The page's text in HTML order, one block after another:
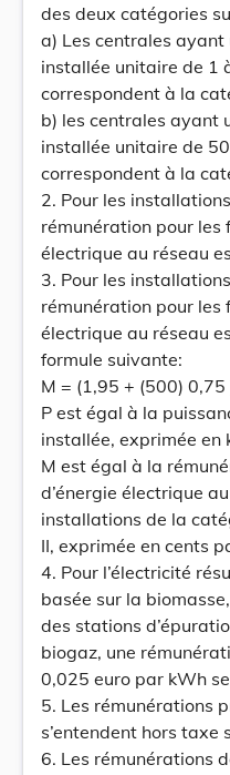
des deux catégories
a) Les centrales
installée unitaire de 1
correspondent à la
b) les centrales ayant
installée unitaire de
correspondent à la
2. Pour les
rémunération pour les
électrique au réseau
3. Pour les
rémunération pour les
électrique au réseau
formule suivante:
M = (1,95 + (500)
P est égal à la
installée, exprimée en
M est égal à la
d’énergie électrique
installations de la
II, exprimée en cents
4. Pour l’électricité
basée sur la
des stations
biogaz, une
0,025 euro par kWh
5. Les rémunérations
s’entendent hors taxe
6. Les rémunérations